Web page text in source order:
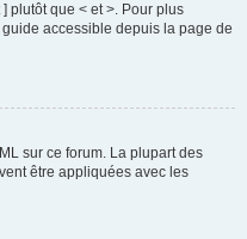
plutôt que < et >. Pour plus
accessible depuis la page de
sur ce forum. La plupart des
être appliquées avec les